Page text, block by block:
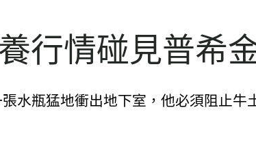
行情碰見普希
水瓶猛地衝出地下室，他必須阻止牛